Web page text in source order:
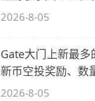
2)
2026-8-05
Gate大门上新最
新币空投奖励、数
得…
2026-8-05